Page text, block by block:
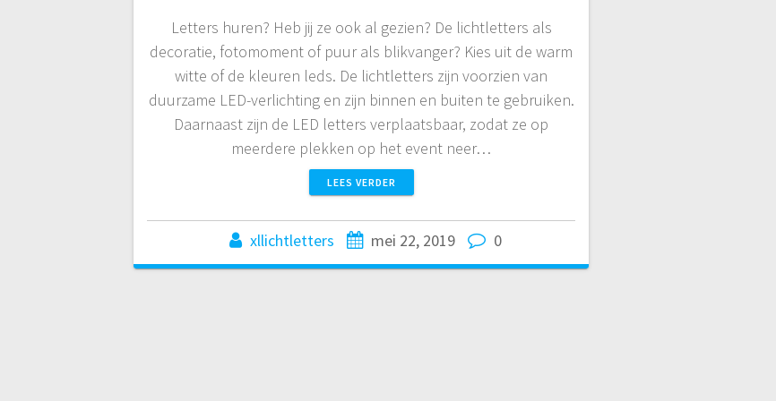
Letters huren? Heb jij ze ook al gezien? De lichtletters als
decoratie, fotomoment of puur als blikvanger? Kies uit de warm
witte of de kleuren leds. De lichtletters zijn voorzien van
duurzame LED-verlichting en zijn binnen en buiten te gebruiken.
Daarnaast zijn de LED letters verplaatsbaar, zodat ze op
meerdere plekken op het event neer…
LEES VERDER
xllichtletters mei 22, 2019 0